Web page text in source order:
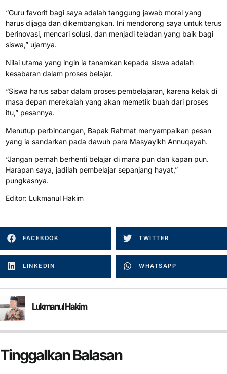
“Guru favorit bagi saya adalah tanggung jawab moral yang
harus dijaga dan dikembangkan. Ini mendorong saya untuk terus
berinovasi, mencari solusi, dan menjadi teladan yang baik bagi
siswa,” ujarnya.
Nilai utama yang ingin ia tanamkan kepada siswa adalah
kesabaran dalam proses belajar.
“Siswa harus sabar dalam proses pembelajaran, karena kelak di
masa depan merekalah yang akan memetik buah dari proses
itu,” pesannya.
Menutup perbincangan, Bapak Rahmat menyampaikan pesan
yang ia sandarkan pada dawuh para Masyayikh Annuqayah.
“Jangan pernah berhenti belajar di mana pun dan kapan pun.
Harapan saya, jadilah pembelajar sepanjang hayat,”
pungkasnya.
Editor: Lukmanul Hakim
FACEBOOK TWITTER
LINKEDIN WHATSAPP
Lukmanul Hakim
Tinggalkan Balasan